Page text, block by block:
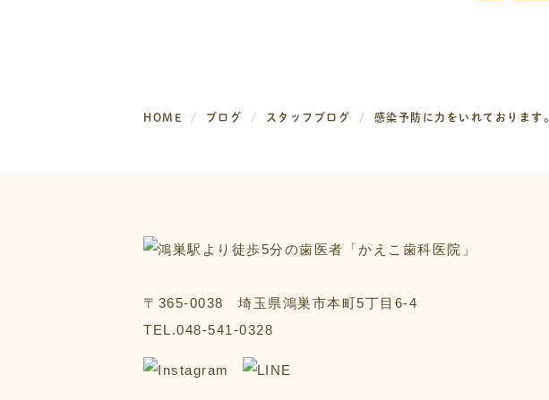
HOME ブログ スタッフブログ 感染予防に力をいれております。
〒365-0038 埼玉県鴻巣市本町5丁目6‐4
TEL.048-541-0328